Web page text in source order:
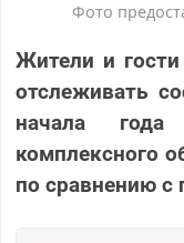
Фото
Жители и
отслеживать
начала
комплексного
по сравнению